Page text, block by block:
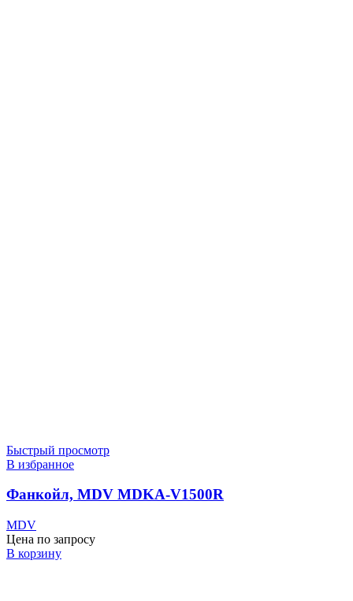
Быстрый просмотр
В избранное
Фанкойл, MDV MDKA-V1500R
MDV
Цена по запросу
В корзину